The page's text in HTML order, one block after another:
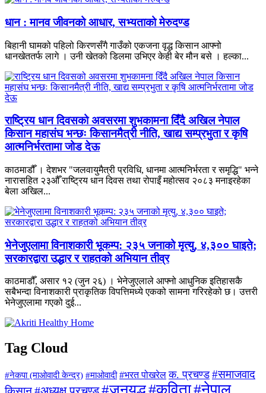
धान : मानव जीवनको आधार, सभ्यताको मेरुदण्ड
बिहानी घामको पहिलो किरणसँगै गाउँको एकजना वृद्ध किसान आफ्नो
धानखेततर्फ लागे । उनी खेतको डिलमा उभिएर केही बेर मौन बसे । हल्का...
राष्ट्रिय धान दिवसको अवसरमा शुभकामना दिँदै अखिल नेपाल
किसान महासंघ भन्छः किसानमैत्री नीति, खाद्य सम्प्रभुता र कृषि
आत्मनिर्भरतामा जोड देऊ
काठमाडौँ । देशभर "जलवायुमैत्री प्रविधि, धानमा आत्मनिर्भरता र समृद्धि" भन्ने
नारासहित २३औँ राष्ट्रिय धान दिवस तथा रोपाइँ महोत्सव २०८३ मनाइरहेका
बेला अखिल...
भेनेजुएलामा विनाशकारी भूकम्प: २३५ जनाको मृत्यु, ४,३०० घाइते;
सरकारद्वारा उद्धार र राहतको अभियान तीव्र
काठमाडौँ, असार १२ (जुन २६) । भेनेजुएलाले आफ्नो आधुनिक इतिहासकै
सबैभन्दा विनाशकारी प्राकृतिक विपत्तिमध्ये एकको सामना गरिरहेको छ। उत्तरी
भेनेजुएलामा गएको दुई...
Tag Cloud
#नेकपा (माओवादी केन्द्र) #माओवादी #भरत पोखरेल क. प्रचण्ड #समाजवाद
#जनयुद्ध